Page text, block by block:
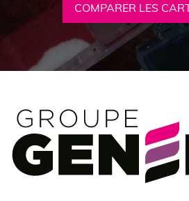
COMPARER LES